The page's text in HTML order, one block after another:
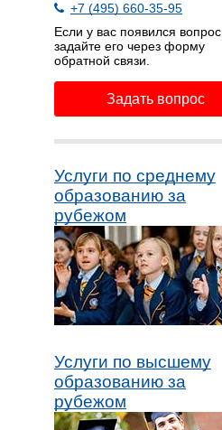
+7 (495) 660-35-95
Если у вас появился вопрос,
задайте его через форму
обратной связи.
Задать вопрос
Услуги по среднему
образованию за
рубежом
Услуги по высшему
образованию за
рубежом